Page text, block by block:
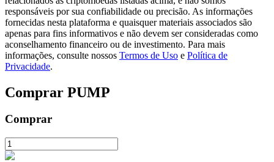
Investimento Automático
responsáveis por sua confiabilidade ou precisão. As informações
fornecidas nesta plataforma e quaisquer materiais associados são
apenas para fins informativos e não devem ser consideradas como
aconselhamento financeiro ou de investimento. Para mais
informações, consulte nossos Termos de Uso e Política de
Privacidade.
Comprar PUMP
Comprar